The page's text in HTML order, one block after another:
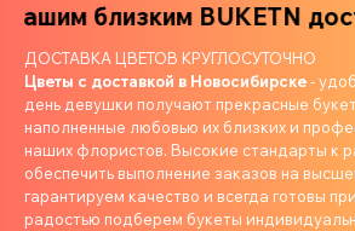
близкимBUKETN
ДОСТАВКА ЦВЕТОВ КРУГЛОСУТОЧНО
Цветы с доставкой в Новосибирске-
день девушки получают прекрасные
наполненные любовью их близких и
наших флористов. Высокие стандарты к
обеспечить выполнение заказов на
гарантируем качество и всегда готовы
радостью подберем букеты